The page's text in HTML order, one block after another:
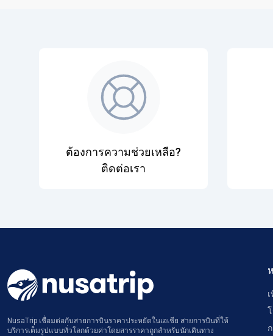
ต้องการความช่วยเหลือ?
ติดต่อเรา
NusaTrip เชื่อมต่อกับสายการบินราคาประหยัดในเอเชีย สายการบินที่ให้
บริการเต็มรูปแบบทั่วโลกด้วยค่าโดยสารราคาถูกสำหรับนักเดินทาง